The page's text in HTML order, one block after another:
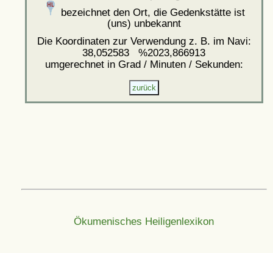
bezeichnet den Ort, die Gedenkstätte ist
(uns) unbekannt
Die Koordinaten zur Verwendung z. B. im Navi:
38,052583 %2023,866913
umgerechnet in Grad / Minuten / Sekunden:
Ökumenisches Heiligenlexikon